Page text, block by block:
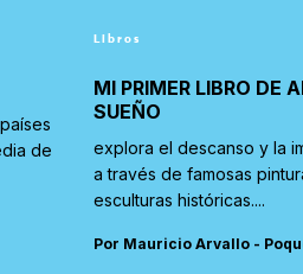
de
Libros
MI PRIMER LIBRO DE
SUEÑO
explora el descanso y la
a través de famosas
esculturas históricas....
Por Mauricio Arvallo -